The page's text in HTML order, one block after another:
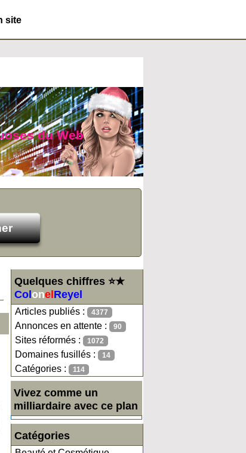
site
du Web
Quelques chiffres ⭐★
Col onel Reyel
Articles publiés : 4377
Annonces en attente : 90
Sites réformés : 1072
Domaines fusillés : 14
Catégories : 114
Vivez comme un
milliardaire avec ce plan
Catégories